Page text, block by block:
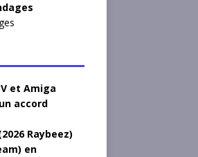
et Amiga
accord
Raybeez)
en